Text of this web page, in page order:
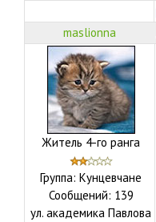
maslionna
Житель 4-го ранга
Группа: Кунцевчане
Сообщений: 139
ул. академика Павлова